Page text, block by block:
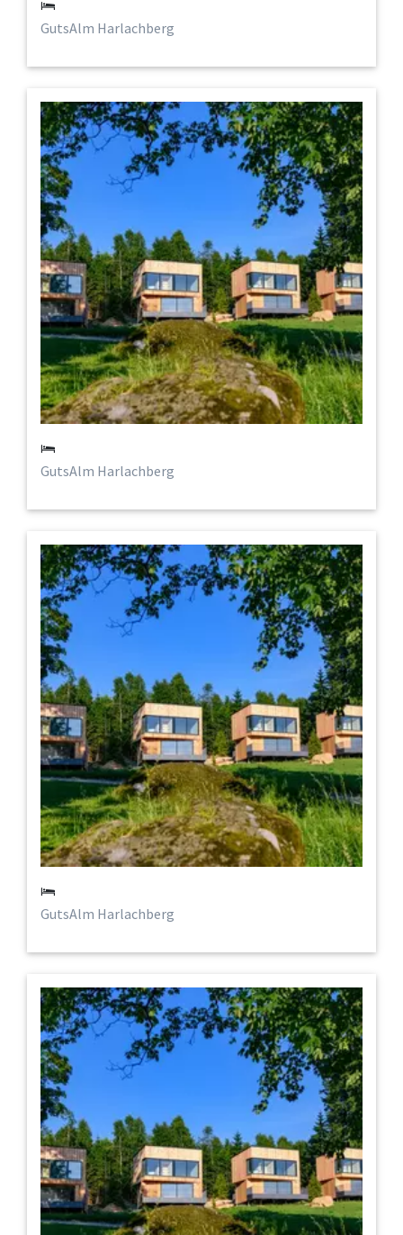
GutsAlm Harlachberg
GutsAlm Harlachberg
GutsAlm Harlachberg